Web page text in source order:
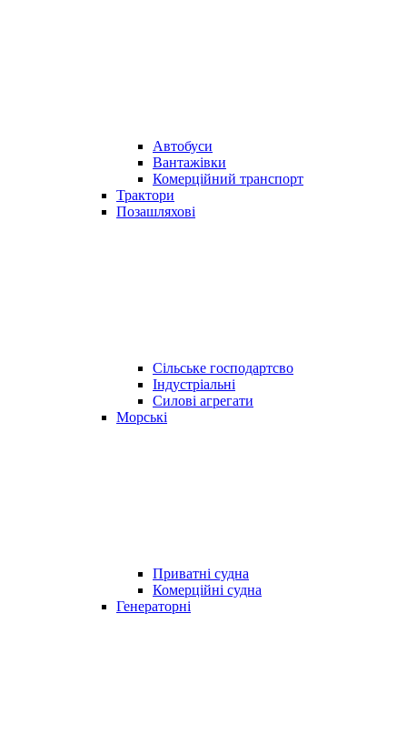
Автобуси
Вантажівки
Комерційний транспорт
Трактори
Позашляхові
Сільське господартсво
Індустріальні
Силові агрегати
Морські
Приватні судна
Комерційні судна
Генераторні